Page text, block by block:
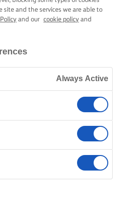
site and the services we are able to
and our cookie policy and
Always Active